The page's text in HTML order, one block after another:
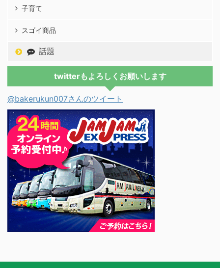
子育て
スゴイ商品
話題
twitterもよろしくお願いします
@bakerukun007さんのツイート